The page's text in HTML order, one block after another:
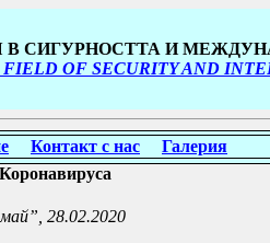
В СИГУРНОСТТА И
OF SECURITY AND
Контакт с нас Галерия
28.02.2020